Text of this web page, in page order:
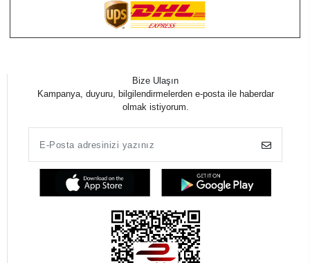
Bize Ulaşın
Kampanya, duyuru, bilgilendirmelerden e-posta ile haberdar
olmak istiyorum.